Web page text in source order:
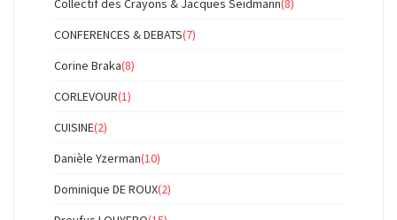
Collectif des Crayons & Jacques Seidmann(8)
CONFERENCES & DEBATS(7)
Corine Braka(8)
CORLEVOUR(1)
CUISINE(2)
Danièle Yzerman(10)
Dominique DE ROUX(2)